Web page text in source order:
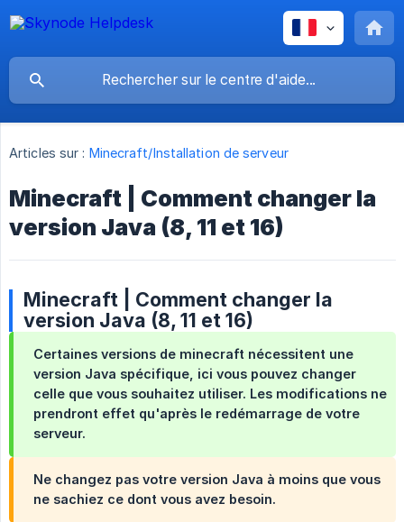
Articles sur : Minecraft/Installation de serveur
Minecraft | Comment changer la
version Java (8, 11 et 16)
Minecraft | Comment changer la
version Java (8, 11 et 16)
Certaines versions de minecraft nécessitent une
version Java spécifique, ici vous pouvez changer
celle que vous souhaitez utiliser. Les modifications ne
prendront effet qu'après le redémarrage de votre
serveur.
Ne changez pas votre version Java à moins que vous
ne sachiez ce dont vous avez besoin.